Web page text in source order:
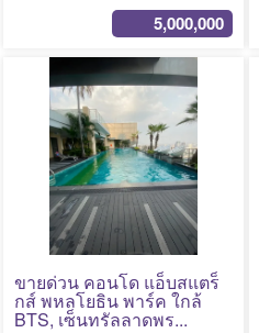
5,000,000
No Photo
ขายด่วน คอนโด แอ็บสแตร็
กส์ พหลโยธิน พาร์ค ใกล้
BTS, เซ็นทรัลลาดพร...